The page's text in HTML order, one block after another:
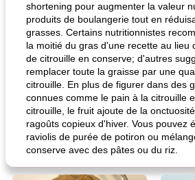
shortening pour augmenter la valeur
produits de boulangerie tout en
grasses. Certains nutritionnistes
la moitié du gras d'une recette au lieu
de citrouille en conserve; d'autres
remplacer toute la graisse par une
citrouille. En plus de figurer dans des
connues comme le pain à la citrouille
citrouille, le fruit ajoute de la
ragoûts copieux d'hiver. Vous pouvez
raviolis de purée de potiron ou
conserve avec des pâtes ou du riz.